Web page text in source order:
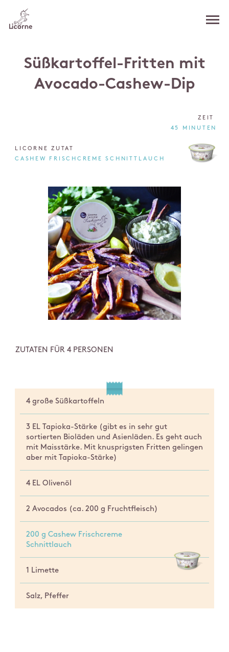
Süßkartoffel-Fritten mit
Avocado-Cashew-Dip
ZEIT
45 MINUTEN
LICORNE ZUTAT
CASHEW FRISCHCREME SCHNITTLAUCH
ZUTATEN FÜR 4 PERSONEN
4 große Süßkartoffeln
3 EL Tapioka-Stärke (gibt es in sehr gut
sortierten Bioläden und Asienläden. Es geht auch
mit Maisstärke. Mit knusprigsten Fritten gelingen
aber mit Tapioka-Stärke)
4 EL Olivenöl
2 Avocados (ca. 200 g Fruchtfleisch)
200 g Cashew Frischcreme
Schnittlauch
1 Limette
Salz, Pfeffer